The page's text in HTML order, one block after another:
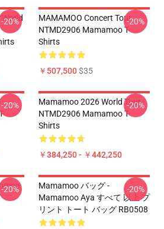
-20%
MAMAMOO Concert Tour
NTMD2906 Mamamoo T-
Shirts
￥507,500$35
-20%
-20%
Mamamoo 2026 World Tour
NTMD2906 Mamamoo T-
Shirts
￥384,250 - ￥442,250
-20%
-20%
Mamamoo バッグ -
Mamamoo Aya すべて 以上 プ
リント トート バッグ RB0508
-20%